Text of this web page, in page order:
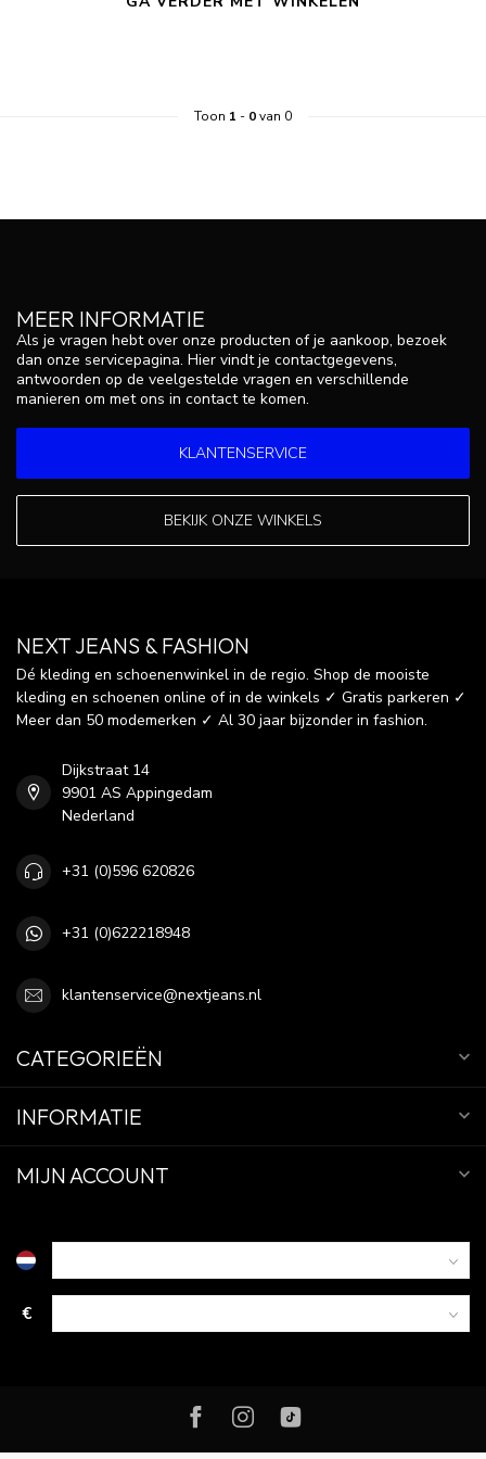
Toon 1 - 0van 0
MEER INFORMATIE
Als je vragen hebt over onze producten of je aankoop, bezoek
dan onze servicepagina. Hier vindt je contactgegevens,
antwoorden op de veelgestelde vragen en verschillende
manieren om met ons in contact te komen.
KLANTENSERVICE
BEKIJK ONZE WINKELS
NEXT JEANS & FASHION
Dé kleding en schoenenwinkel in de regio. Shop de mooiste
kleding en schoenen online of in de winkels ✓ Gratis parkeren ✓
Meer dan 50 modemerken ✓ Al 30 jaar bijzonder in fashion.
Dijkstraat 14
9901 AS Appingedam
Nederland
+31 (0)596 620826
+31 (0)622218948
klantenservice@nextjeans.nl
CATEGORIEËN
INFORMATIE
MIJN ACCOUNT
€